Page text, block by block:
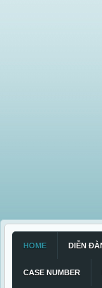
HOME DIỄN
CASE NUMBER